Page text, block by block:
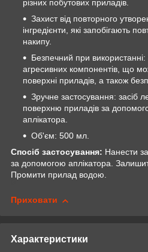
різних побутових приладів.
Захист від повторного
інгредієнти, які запобігають
накипу.
Безпечний при використанні:
агресивних компонентів, що
поверхні приладів, а також
Зручне застосування: засіб
поверхню приладів за
аплікатора.
Об'єм: 500 мл.
Спосіб застосування: Нанести
за допомогою аплікатора.
Промити прилад водою.
Приховати
Характеристики